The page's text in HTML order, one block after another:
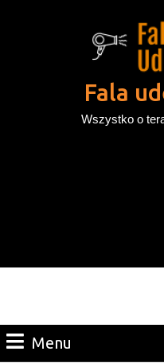
Fala
Wszystko o
Menu